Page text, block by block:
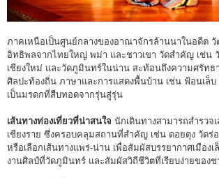
ภาคเหนือเป็นศูนย์กลางของอาณาจักรล้านนาในอดีต
อิทธิพลจากไทยใหญ่ พม่า และชาวเขา วัดสำคัญ เช่น
เชียงใหม่ และวัดภูมินทร์ในน่าน สะท้อนถึงความศรัทธ
ศิลปะท้องถิ่น ภาษาและการแสดงพื้นบ้าน เช่น ฟ้อนเล็
เป็นมรดกที่สืบทอดจากรุ่นสู่รุ่น
เส้นทางท่องเที่ยวที่น่าสนใจ นักเดินทางสามารถสำรวจ
เชียงราย ซึ่งครอบคลุมสถานที่สำคัญ เช่น ดอยตุง วัดร่
หรือเลือกเส้นทางแพร่-น่าน เพื่อสัมผัสบรรยากาศเมือง
งานศิลป์ที่วัดภูมินทร์ และสัมผัสวิถีชีวิตที่เรียบง่ายของช